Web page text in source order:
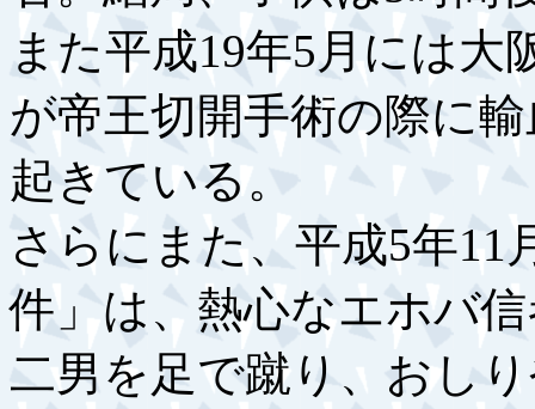
また平成19年5月には
が帝王切開手術の際に
起きている。
さらにまた、平成5年
件」は、熱心なエホバ
二男を足で蹴り、おし